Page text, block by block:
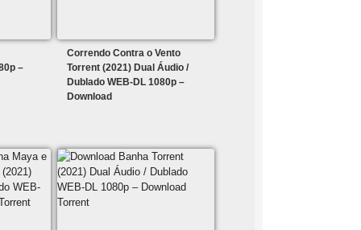
–
Correndo Contra o Vento
Torrent (2021) Dual Áudio /
Dublado WEB-DL 1080p –
Download